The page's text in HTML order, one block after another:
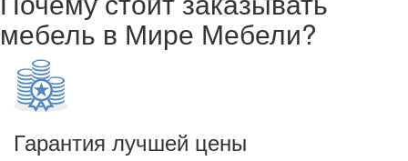
мебель в Мире Мебели?
Гарантия лучшей цены